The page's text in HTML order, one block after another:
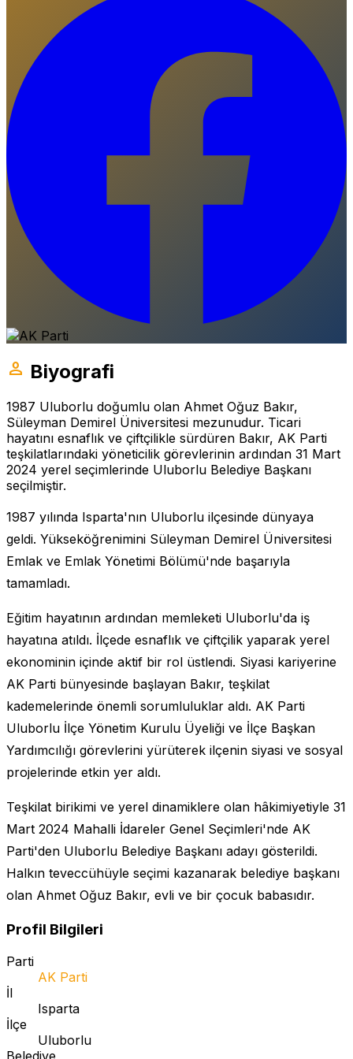
person Biyografi
1987 Uluborlu doğumlu olan Ahmet Oğuz Bakır,
Süleyman Demirel Üniversitesi mezunudur. Ticari
hayatını esnaflık ve çiftçilikle sürdüren Bakır, AK Parti
teşkilatlarındaki yöneticilik görevlerinin ardından 31 Mart
2024 yerel seçimlerinde Uluborlu Belediye Başkanı
seçilmiştir.
1987 yılında Isparta'nın Uluborlu ilçesinde dünyaya
geldi. Yükseköğrenimini Süleyman Demirel Üniversitesi
Emlak ve Emlak Yönetimi Bölümü'nde başarıyla
tamamladı.
Eğitim hayatının ardından memleketi Uluborlu'da iş
hayatına atıldı. İlçede esnaflık ve çiftçilik yaparak yerel
ekonominin içinde aktif bir rol üstlendi. Siyasi kariyerine
AK Parti bünyesinde başlayan Bakır, teşkilat
kademelerinde önemli sorumluluklar aldı. AK Parti
Uluborlu İlçe Yönetim Kurulu Üyeliği ve İlçe Başkan
Yardımcılığı görevlerini yürüterek ilçenin siyasi ve sosyal
projelerinde etkin yer aldı.
Teşkilat birikimi ve yerel dinamiklere olan hâkimiyetiyle 31
Mart 2024 Mahalli İdareler Genel Seçimleri'nde AK
Parti'den Uluborlu Belediye Başkanı adayı gösterildi.
Halkın teveccühüyle seçimi kazanarak belediye başkanı
olan Ahmet Oğuz Bakır, evli ve bir çocuk babasıdır.
Profil Bilgileri
Parti
AK Parti
İl
Isparta
İlçe
Uluborlu
Belediye